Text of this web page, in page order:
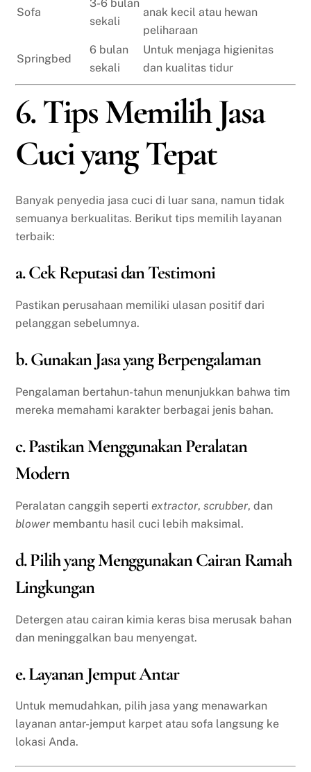
Sofa
3-6 bulan
sekali
anak kecil atau hewan
peliharaan
Springbed
6 bulan
sekali
Untuk menjaga higienitas
dan kualitas tidur
6. Tips Memilih Jasa
Cuci yang Tepat
Banyak penyedia jasa cuci di luar sana, namun tidak
semuanya berkualitas. Berikut tips memilih layanan
terbaik:
a. Cek Reputasi dan Testimoni
Pastikan perusahaan memiliki ulasan positif dari
pelanggan sebelumnya.
b. Gunakan Jasa yang Berpengalaman
Pengalaman bertahun-tahun menunjukkan bahwa tim
mereka memahami karakter berbagai jenis bahan.
c. Pastikan Menggunakan Peralatan
Modern
Peralatan canggih sepertiextractor,scrubber, dan
blower membantu hasil cuci lebih maksimal.
d. Pilih yang Menggunakan Cairan Ramah
Lingkungan
Detergen atau cairan kimia keras bisa merusak bahan
dan meninggalkan bau menyengat.
e. Layanan Jemput Antar
Untuk memudahkan, pilih jasa yang menawarkan
layanan antar-jemput karpet atau sofa langsung ke
lokasi Anda.